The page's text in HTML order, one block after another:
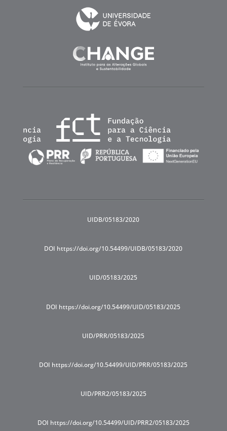
UIDB/05183/2020
DOI https://doi.org/10.54499/UIDB/05183/2020
UID/05183/2025
DOI https://doi.org/10.54499/UID/05183/2025
UID/PRR/05183/2025
DOI https://doi.org/10.54499/UID/PRR/05183/2025
UID/PRR2/05183/2025
DOI https://doi.org/10.54499/UID/PRR2/05183/2025